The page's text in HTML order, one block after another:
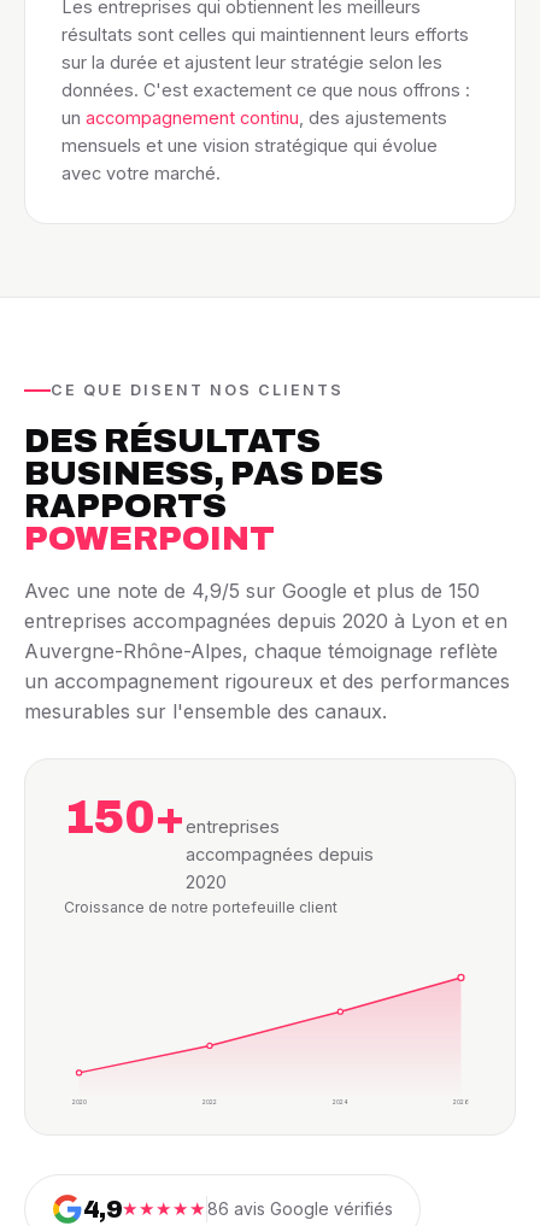
Les entreprises qui obtiennent les meilleurs
résultats sont celles qui maintiennent leurs efforts
sur la durée et ajustent leur stratégie selon les
données. C'est exactement ce que nous offrons :
un accompagnement continu , des ajustements
mensuels et une vision stratégique qui évolue
avec votre marché.
CE QUE DISENT NOS CLIENTS
DES RÉSULTATS
BUSINESS, PAS DES
RAPPORTS
POWERPOINT
Avec une note de 4,9/5 sur Google et plus de 150
entreprises accompagnées depuis 2020 à Lyon et en
Auvergne-Rhône-Alpes, chaque témoignage reflète
un accompagnement rigoureux et des performances
mesurables sur l'ensemble des canaux.
150+entreprises
accompagnées depuis
2020
Croissance de notre portefeuille client
2020 2022 2024 2026
4,9★★★★★86 avis Google vérifiés